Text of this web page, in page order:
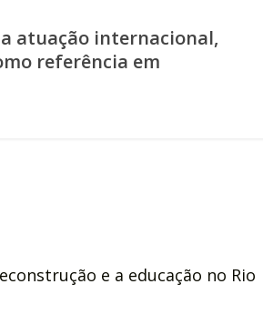
atuação internacional,
referência em
e a educação no Rio